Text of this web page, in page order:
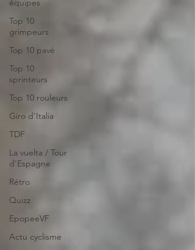
équipes
Top 10
grimpeurs
Top 10 pavé
Top 10
sprinteurs
Top 10 rouleurs
Giro d'Italia
TDF
La vuelta / Tour
d'Espagne
Rétro
Quizz
EpopeeVF
Actu cyclisme